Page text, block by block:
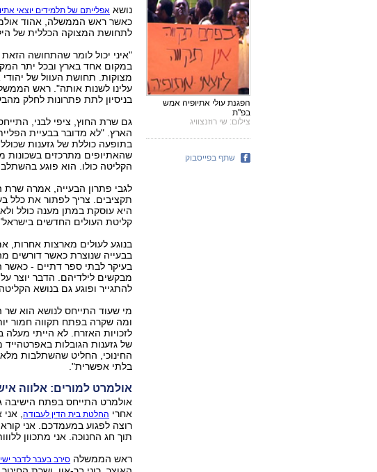
נושא אפלייתם של תלמידים יוצאי
כאשר ראש הממשלה, אהוד
לתחושת המצוקה הכללית של
"איני יכול לומר שהתחושה
במקום אחד בארץ ובכל יתר
מצוקות. תחושת העוול של
עלינו לשנות אותה". ראש
בניסיון לתת פתרונות לחלק
גם שרת החוץ, ציפי לבני,
הארץ. "לא מדובר בבעיית
בתופעה כוללת של גזענות
שהאתיופים מתרכזים בשכונות
הקליטה כולו. הוא פוגע
לגבי פתרון הבעייה, אמרה
תקציבים. צריך לפתור את כלל
היא עוסקת במתן מענה כולל
קליטת העולים החדשים
בנוגע לעולים מארצות אחרות,
בבעייה שנוצרת כאשר דורשים
בעיקר לבתי ספר דתיים - כאשר
מבקשים לילדיהם. הדבר יוצר
להתגייר ופוגע גם בנושא
מי שעוד התייחס לנושא הוא שר
ומה שקרה בפתח תקווה חמור
של גזענות הגובלות
החינוכי, החליט שהשתלבות
בלתי אפשרית".
אולמרט למורים: אלווה
אולמרט התייחס בפתח הישיבה
אחרי החלטת בית הדין לעבודה, אני
רוצה לפגוע במעמדכם. אני
תוך חג החנוכה. אני מתכוון
ראש הממשלה סירב בעבר לדבר
הפגנת עולי אתיופיה אמש
בפ"ת
צילום: שי רוזנצוויג
שתף בפייסבוק